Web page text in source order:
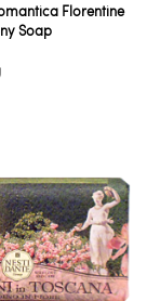
Florentine
Soap